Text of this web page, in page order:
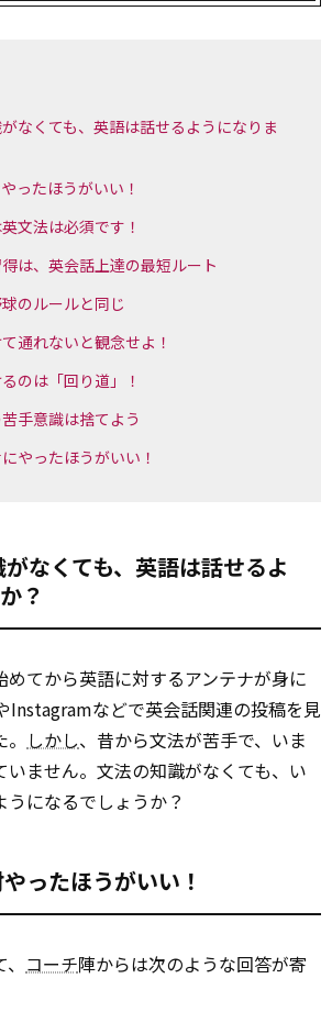
なくても、英語は話せるようになりま
ったほうがいい！
文法は必須です！
は、英会話上達の最短ルート
のルールと同じ
通れないと観念せよ！
のは「回り道」！
手意識は捨てよう
やったほうがいい！
なくても、英語は話せるよ
？
めてから英語に対するアンテナが身に
Instagramなどで英会話関連の投稿を見
しかし、昔から文法が苦手で、いま
いません。文法の知識がなくても、い
になるでしょうか？
ったほうがいい！
コーチ陣からは次のような回答が寄